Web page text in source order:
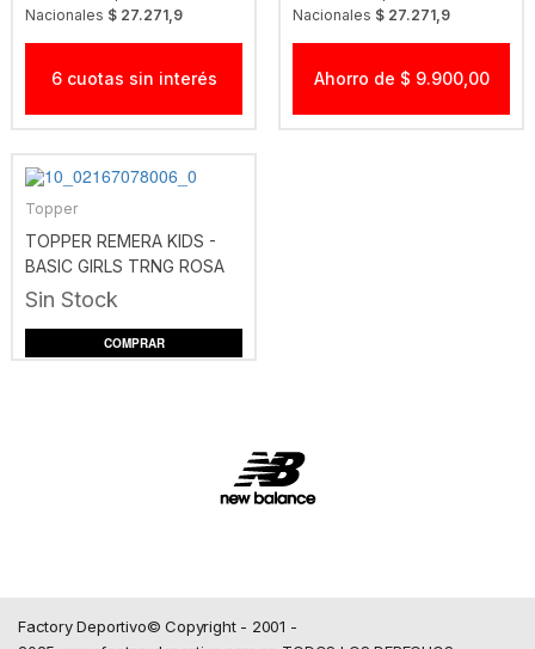
Nacionales $ 27.271,9
6 cuotas sin interés
Nacionales $ 27.271,9
Ahorro de $ 9.900,00
Topper
TOPPER REMERA KIDS -
BASIC GIRLS TRNG ROSA
Sin Stock
COMPRAR
Factory Deportivo© Copyright - 2001 -